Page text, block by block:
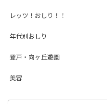
レッツ！おしり！！
年代別おしり
登戸・向ヶ丘遊園
美容